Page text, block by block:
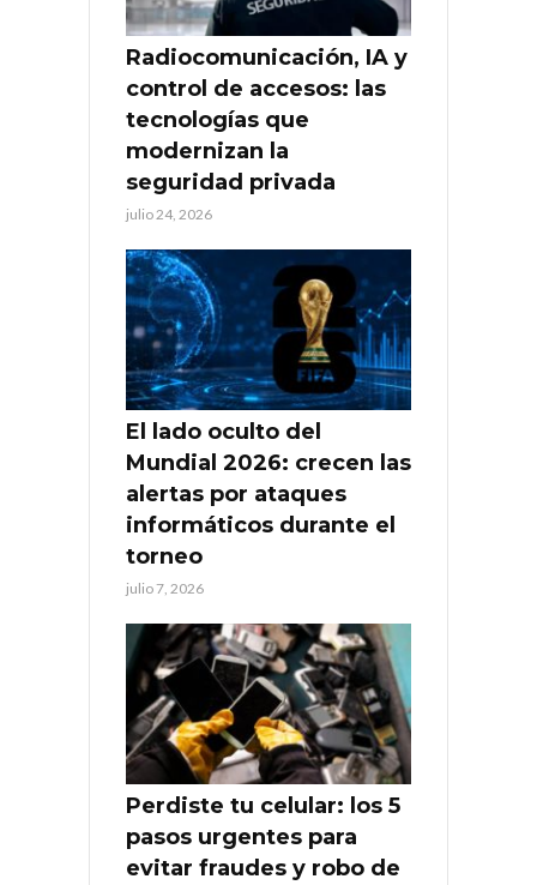
Radiocomunicación, IA y
control de accesos: las
tecnologías que
modernizan la
seguridad privada
julio 24, 2026
El lado oculto del
Mundial 2026: crecen las
alertas por ataques
informáticos durante el
torneo
julio 7, 2026
Perdiste tu celular: los 5
pasos urgentes para
evitar fraudes y robo de